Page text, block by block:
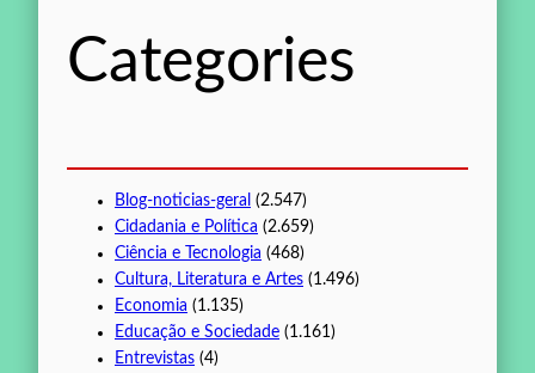
aCategories
Blog-noticias-geral (2.547)
Cidadania e Política (2.659)
Ciência e Tecnologia (468)
Cultura, Literatura e Artes (1.496)
Economia (1.135)
Educação e Sociedade (1.161)
Entrevistas (4)